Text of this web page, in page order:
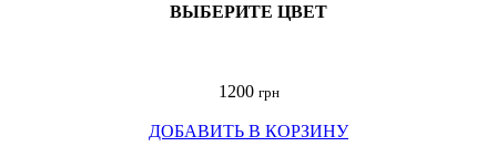
ВЫБЕРИТЕ ЦВЕТ
1200 грн
ДОБАВИТЬ В КОРЗИНУ